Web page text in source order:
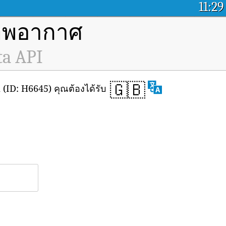
11:29
อากาศ
API
🇬🇧
(ID: H6645) คุณต้องได้รับ